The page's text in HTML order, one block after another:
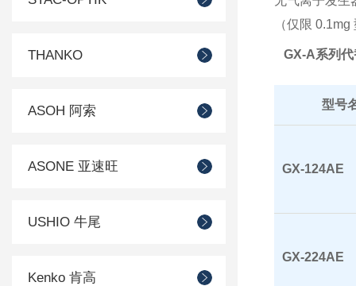
THANKO
ASOH 阿索
ASONE 亚速旺
USHIO 牛尾
Kenko 肯高
（仅限 0.1mg
GX-A系列
型号
GX-124AE
GX-224AE